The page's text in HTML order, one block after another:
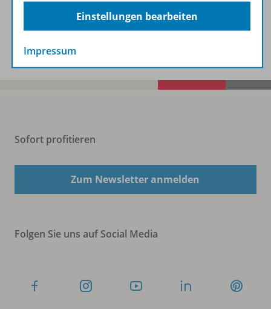
Benachrichtigungs-Service
Sofort profitieren
Zum Newsletter anmelden
Folgen Sie uns auf Social Media
Einstellungen bearbeiten
Impressum